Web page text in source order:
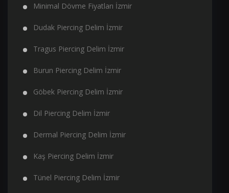
Minimal Dövme Fiyatları İzmir
Dudak Piercing Delim İzmir
Tragus Piercing Delim İzmir
Burun Piercing Delim İzmir
Göbek Piercing Delim İzmir
Dil Piercing Delim İzmir
Dermal Piercing Delim İzmir
Kaş Piercing Delim İzmir
Tünel Piercing Delim İzmir